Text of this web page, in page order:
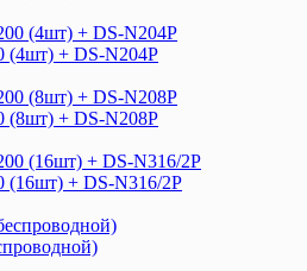
(4шт) + DS-N204P
(8шт) + DS-N208P
(16шт) + DS-N316/2P